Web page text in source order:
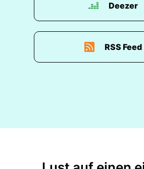
Deezer
RSS Feed